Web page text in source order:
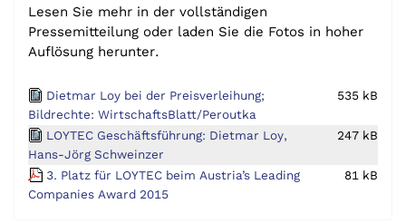
Lesen Sie mehr in der vollständigen
Pressemitteilung oder laden Sie die Fotos in hoher
Auflösung herunter.
Dietmar Loy bei der Preisverleihung;
Bildrechte: WirtschaftsBlatt/Peroutka
535 kB
LOYTEC Geschäftsführung: Dietmar Loy,
Hans-Jörg Schweinzer
247 kB
3. Platz für LOYTEC beim Austria’s Leading
Companies Award 2015
81 kB